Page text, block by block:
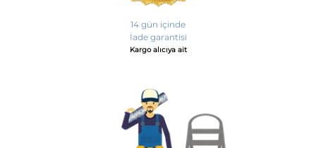
14 gün içinde
İade garantisi
Kargo alıcıya ait